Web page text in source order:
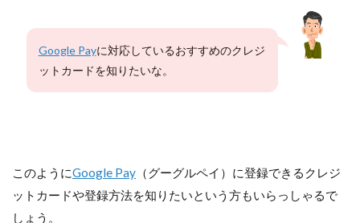
Google Payに対応しているおすすめのクレジ
ットカードを知りたいな。
このようにGoogle Pay （グーグルペイ）に登録できるクレジ
ットカードや登録方法を知りたいという方もいらっしゃるで
しょう。